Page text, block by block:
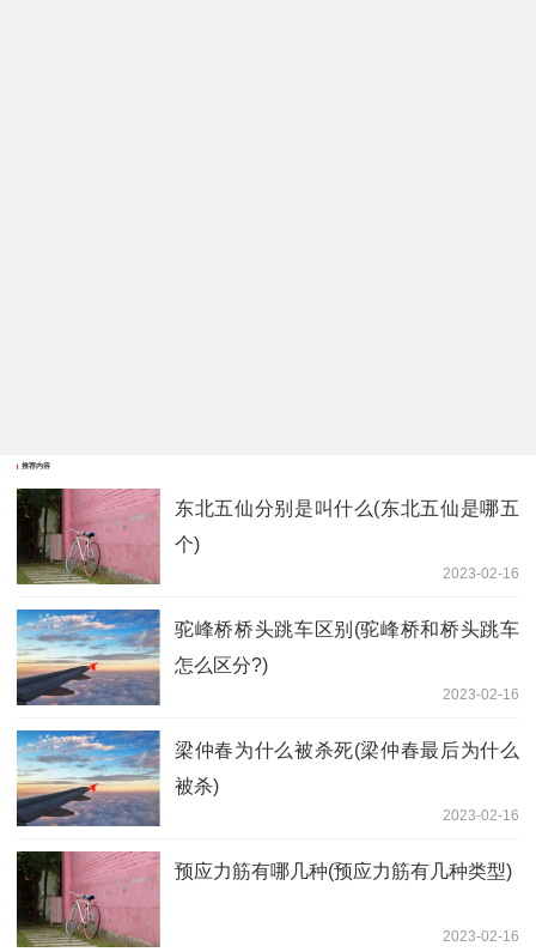
推荐内容
东北五仙分别是叫什么(东北五仙是哪五
个)
2023-02-16
驼峰桥桥头跳车区别(驼峰桥和桥头跳车
怎么区分?)
2023-02-16
梁仲春为什么被杀死(梁仲春最后为什么
被杀)
2023-02-16
预应力筋有哪几种(预应力筋有几种类型)
2023-02-16